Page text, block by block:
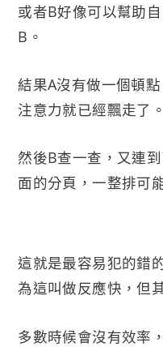
或者B好像可以幫助
B。
結果A沒有做一個頓
注意力就已經飄走了。
然後B查一查，又連
面的分頁，一整排可
這就是最容易犯的錯
為這叫做反應快，但
多數時候會沒有效率